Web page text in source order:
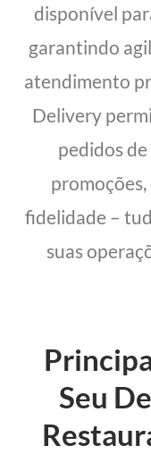
disponível
garantindo
atendimento
Delivery
pedidos
fidelidade –
suas
Seu